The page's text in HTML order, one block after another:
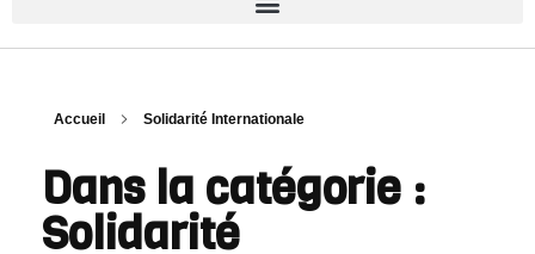
Accueil Solidarité Internationale
Dans la catégorie :
Solidarité